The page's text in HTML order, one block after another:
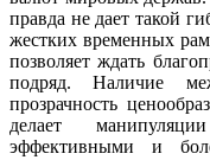
правда не дает такой
жестких временных
позволяет ждать
подряд. Наличие
прозрачность
делает
эффективными и